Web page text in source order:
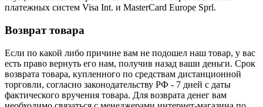
платежных систем Visa Int. и MasterCard Europe Sprl.
Возврат товара
Если по какой либо причине вам не подошел наш товар, у вас
есть право вернуть его нам, получив назад ваши деньги. Срок
возврата товара, купленного по средствам дистанционной
торговли, согласно законодательству РФ - 7 дней с даты
фактического вручения товара. Для возврата денег вам